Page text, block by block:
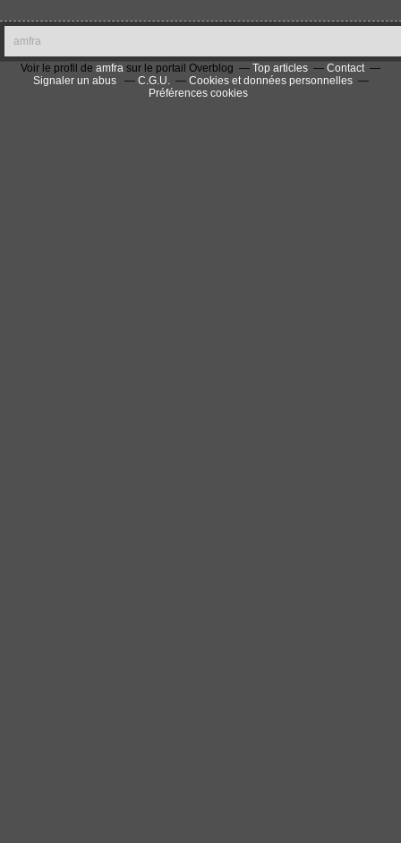
amfra
Voir le profil de amfra sur le portail Overblog Top articles
Contact
Signaler un abus
C.G.U.
Cookies et données personnelles
Préférences cookies